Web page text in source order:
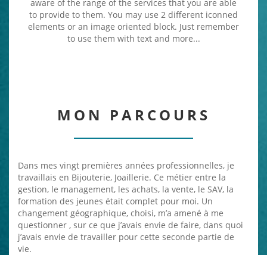
aware of the range of the services that you are able
to provide to them. You may use 2 different iconned
elements or an image oriented block. Just remember
to use them with text and more...
MON PARCOURS
Dans mes vingt premières années professionnelles, je
travaillais en Bijouterie, Joaillerie. Ce métier entre la
gestion, le management, les achats, la vente, le SAV, la
formation des jeunes était complet pour moi. Un
changement géographique, choisi, m’a amené à me
questionner , sur ce que j’avais envie de faire, dans quoi
j’avais envie de travailler pour cette seconde partie de
vie.